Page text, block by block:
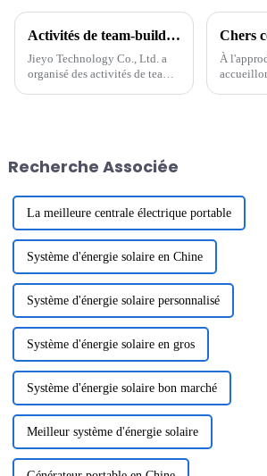
Activités de team-building de Jieyo Technology Co., Ltd.
Jieyo Technology Co., Ltd. a
organisé des activités de team-
Huizhou. Le but de ...
À
Recherche Associée
La meilleure centrale électrique portable
Système d'énergie solaire en Chine
Système d'énergie solaire personnalisé
Système d'énergie solaire en gros
Système d'énergie solaire bon marché
Meilleur système d'énergie solaire